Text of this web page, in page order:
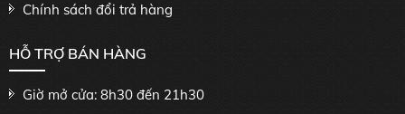
Chính sách đổi trả hàng
HỖ TRỢ BÁN HÀNG
Giờ mở cửa: 8h30 đến 21h30